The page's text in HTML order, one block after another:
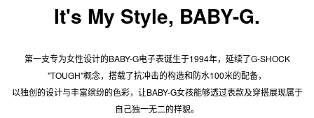
It's My Style, BABY-G.
第一支专为女性设计的BABY-G电子表诞生于1994年，延续了G-SHOCK
"TOUGH"概念，搭载了抗冲击的构造和防水100米的配备，
以独创的设计与丰富缤纷的色彩，让BABY-G女孩能够透过表款及穿搭展现属于
自己独一无二的样貌。